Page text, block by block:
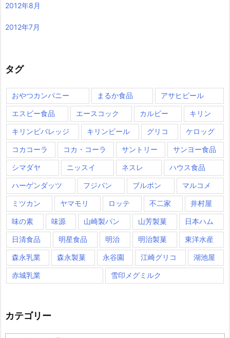
2012年8月
2012年7月
タグ
おやつカンパニー まるか食品 アサヒビール
エスビー食品 エースコック カルビー キリン
キリンビバレッジ キリンビール グリコ ケロッグ
コカコーラ コカ・コーラ サントリー サンヨー食品
シマダヤ ニッスイ ネスレ ハウス食品
ハーゲンダッツ フジパン ブルボン マルコメ
ミツカン ヤマモリ ロッテ 不二家 井村屋
味の素 味源 山崎製パン 山芳製菓 日本ハム
日清食品 明星食品 明治 明治製菓 東洋水産
森永乳業 森永製菓 永谷園 江崎グリコ 湖池屋
赤城乳業 雪印メグミルク
カテゴリー